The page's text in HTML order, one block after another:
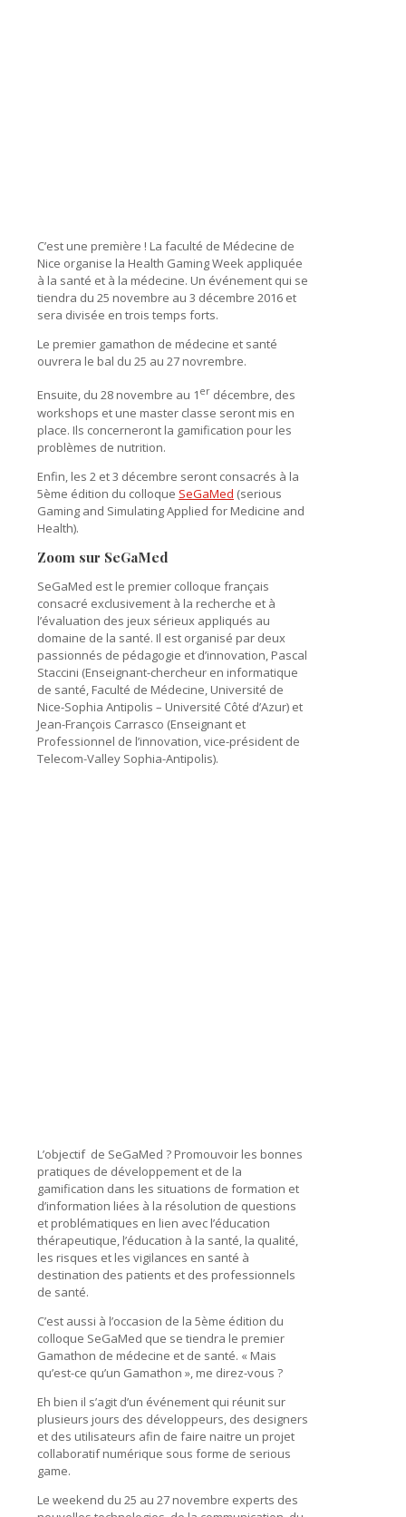
C’est une première ! La faculté de Médecine de
Nice organise la Health Gaming Week appliquée
à la santé et à la médecine. Un événement qui se
tiendra du 25 novembre au 3 décembre 2016 et
sera divisée en trois temps forts.
Le premier gamathon de médecine et santé
ouvrera le bal du 25 au 27 novrembre.
Ensuite, du 28 novembre au 1 er décembre, des
workshops et une master classe seront mis en
place. Ils concerneront la gamification pour les
problèmes de nutrition.
Enfin, les 2 et 3 décembre seront consacrés à la
5ème édition du colloque SeGaMed (serious
Gaming and Simulating Applied for Medicine and
Health).
Zoom sur SeGaMed
SeGaMed est le premier colloque français
consacré exclusivement à la recherche et à
l’évaluation des jeux sérieux appliqués au
domaine de la santé. Il est organisé par deux
passionnés de pédagogie et d’innovation, Pascal
Staccini (Enseignant-chercheur en informatique
de santé, Faculté de Médecine, Université de
Nice-Sophia Antipolis – Université Côté d’Azur) et
Jean-François Carrasco (Enseignant et
Professionnel de l’innovation, vice-président de
Telecom-Valley Sophia-Antipolis).
L’objectif de SeGaMed ? Promouvoir les bonnes
pratiques de développement et de la
gamification dans les situations de formation et
d’information liées à la résolution de questions
et problématiques en lien avec l’éducation
thérapeutique, l’éducation à la santé, la qualité,
les risques et les vigilances en santé à
destination des patients et des professionnels
de santé.
C’est aussi à l’occasion de la 5ème édition du
colloque SeGaMed que se tiendra le premier
Gamathon de médecine et de santé. « Mais
qu’est-ce qu’un Gamathon », me direz-vous ?
Eh bien il s’agit d’un événement qui réunit sur
plusieurs jours des développeurs, des designers
et des utilisateurs afin de faire naitre un projet
collaboratif numérique sous forme de serious
game.
Le weekend du 25 au 27 novembre experts des